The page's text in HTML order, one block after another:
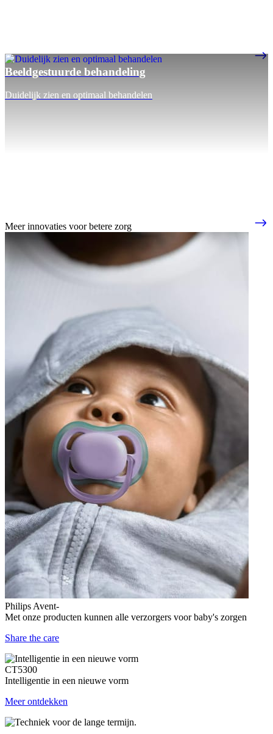
Beeldgestuurde behandeling
Duidelijk zien en optimaal behandelen
Meer innovaties voor betere zorg
Philips Avent-
Met onze producten kunnen alle verzorgers voor baby's zorgen
Share the care
CT5300
Intelligentie in een nieuwe vorm
Meer ontdekken